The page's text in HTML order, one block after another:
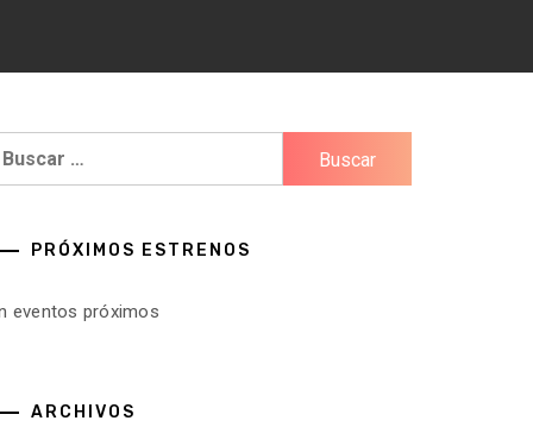
PRÓXIMOS ESTRENOS
eventos próximos
ARCHIVOS